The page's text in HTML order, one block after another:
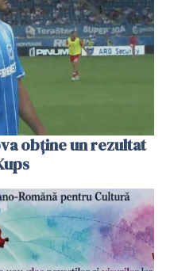
obține un rezultat